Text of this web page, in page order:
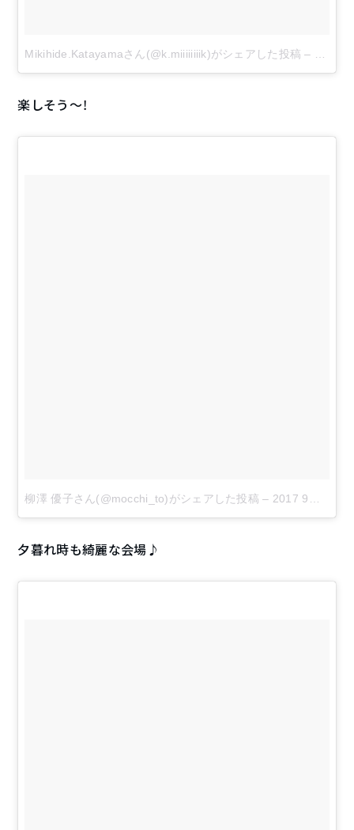
Mikihide.Katayamaさん(@k.miiiiiiiik)がシェアした投稿 –
楽しそう〜！
柳澤 優子さん(@mocchi_to)がシェアした投稿 – 2017 9月 3 3:20午後 PDT
夕暮れ時も綺麗な会場♪